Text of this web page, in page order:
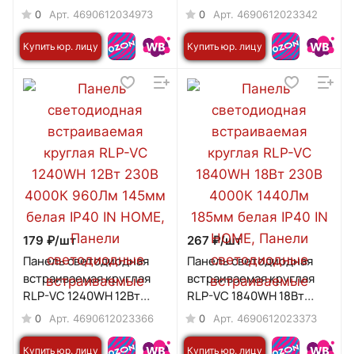
230В 4000К 1920Лм
220мм белая IP40 IN
HOME
0 Арт. 4690612034973
Купить юр. лицу
4000К 420Лм 95мм
белая IP40 IN HOME
0 Арт. 4690612023342
Купить юр. лицу
179 ₽/шт
Панель светодиодная
встраиваемая круглая
RLP-VC 1240WH 12Вт
230В 4000К 960Лм 145мм
белая IP40 IN HOME
0 Арт. 4690612023366
Купить юр. лицу
267 ₽/шт
Панель светодиодная
встраиваемая круглая
RLP-VC 1840WH 18Вт
230В 4000К 1440Лм
185мм белая IP40 IN
HOME
0 Арт. 4690612023373
Купить юр. лицу